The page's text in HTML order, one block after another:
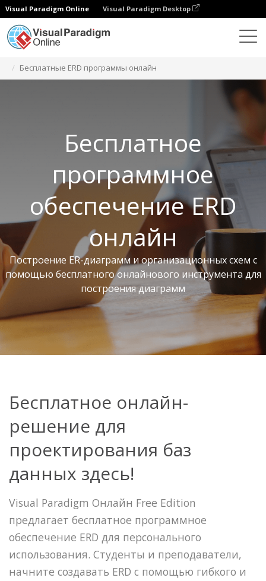
Visual Paradigm Online Visual Paradigm Desktop
Бесплатные ERD программы онлайн
Бесплатное
программное
обеспечение ERD
онлайн
Построение ER-диаграмм и организационных схем с
помощью бесплатного онлайнового инструмента для
построения диаграмм
Бесплатное онлайн-
решение для
проектирования баз
данных здесь!
Visual Paradigm Онлайн Free Edition
предлагает бесплатное программное
обеспечение ERD для персонального
использования. Студенты и преподаватели,
начните создавать ERD с помощью гибкого и